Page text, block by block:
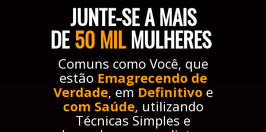
JUNTE-SE A MAIS
DE 50MILMULHERES
Comuns como Você, que
estão Emagrecendo de
Verdade, em Definitivo e
com Saúde, utilizando
Técnicas Simples e